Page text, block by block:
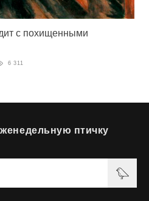
с похищенными
6 311
птичку